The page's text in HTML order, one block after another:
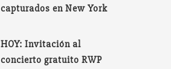
capturados en New York
HOY: Invitación al
concierto gratuito RWP